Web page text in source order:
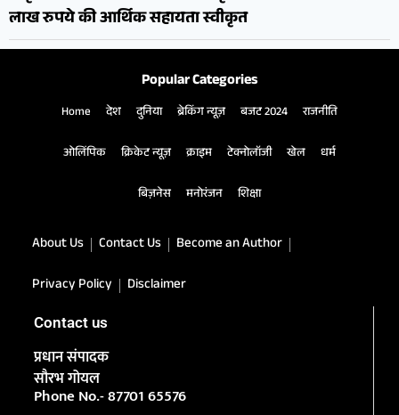
लाख रुपये की आर्थिक सहायता स्वीकृत
Popular Categories
Home देश दुनिया ब्रेकिंग न्यूज़ बजट 2024 राजनीति
ओलिंपिक क्रिकेट न्यूज़ क्राइम टेक्नोलॉजी खेल धर्म
बिज़नेस मनोरंजन शिक्षा
About Us Contact Us
Become an Author
Privacy Policy
Disclaimer
Contact us
प्रधान संपादक
सौरभ गोयल
Phone No.- 87701 65576